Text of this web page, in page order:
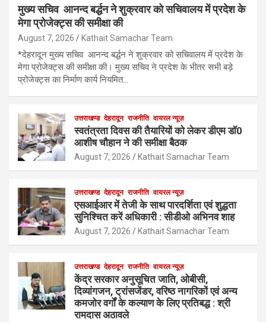
मुख्य सचिव आनन्द बर्द्धन ने शुक्रवार को सचिवालय में प्रदेश के
मेगा प्रोजेक्ट्स की समीक्षा की
August 7, 2026 Kathait Samachar Team
*देहरादून मुख्य सचिव आनन्द बर्द्धन ने शुक्रवार को सचिवालय में प्रदेश के
मेगा प्रोजेक्ट्स की समीक्षा की। मुख्य सचिव ने प्रदेश के भीतर सभी बड़े
प्रोजेक्ट्स का निर्माण कार्य नियमित…
उत्तराखण्ड देहरादून राजनीति वायरल न्यूज़
स्वतंत्रता दिवस की तैयारियों को लेकर डीएम डॉ0
आशीष चौहान ने की समीक्षा बैठक
August 7, 2026 Kathait Samachar Team
उत्तराखण्ड देहरादून राजनीति वायरल न्यूज़
एसआईआर में तेजी के साथ पारदर्शिता एवं शुद्धता
सुनिश्चित करें अधिकारी : सीडीओ अभिनव शाह
August 7, 2026 Kathait Samachar Team
उत्तराखण्ड देहरादून राजनीति वायरल न्यूज़
केंद्र सरकार अनुसूचित जाति, ओबीसी,
दिव्यांगजन, ट्रांसजेंडर, वरिष्ठ नागरिकों एवं अन्य
कमजोर वर्गों के कल्याण के लिए प्रतिबद्ध : श्री
रामदास अठावले